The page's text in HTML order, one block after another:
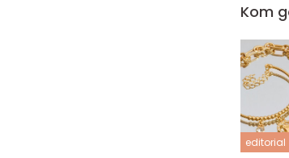
Kom
editorial